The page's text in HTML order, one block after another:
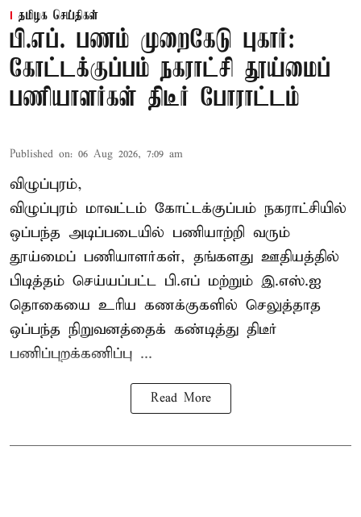
தமிழக செய்திகள்
பி.எப். பணம் முறைகேடு புகார்:
கோட்டக்குப்பம் நகராட்சி தூய்மைப்
பணியாளர்கள் திடீர் போராட்டம்
Published on: 06 Aug 2026, 7:09 am
விழுப்புரம்,
விழுப்புரம் மாவட்டம் கோட்டக்குப்பம் நகராட்சியில்
ஒப்பந்த அடிப்படையில் பணியாற்றி வரும்
தூய்மைப் பணியாளர்கள், தங்களது ஊதியத்தில்
பிடித்தம் செய்யப்பட்ட பி.எப் மற்றும் இ.எஸ்.ஐ
தொகையை உரிய கணக்குகளில் செலுத்தாத
ஒப்பந்த நிறுவனத்தைக் கண்டித்து திடீர்
பணிப்புறக்கணிப்பு ...
Read More